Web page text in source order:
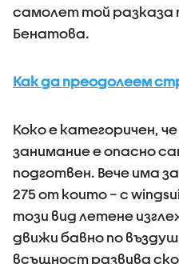
самолет той
Бенатова.
Как да преодолеем
Коко е категоричен,
занимание е опасно
подготвен. Вече има
275 от които – с
този вид летене
движи бавно по
всъщност развива